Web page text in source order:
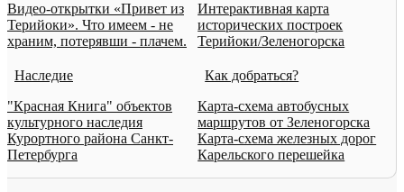
Видео-открытки «Привет из
Терийоки». Что имеем - не
храним, потерявши - плачем.
Интерактивная карта
исторических построек
Терийоки/Зеленогорска
Наследие
"Красная Книга" объектов
культурного наследия
Курортного района Санкт-
Петербурга
Как добраться?
Карта-схема автобусных
маршрутов от Зеленогорска
Карта-схема железных дорог
Карельского перешейка